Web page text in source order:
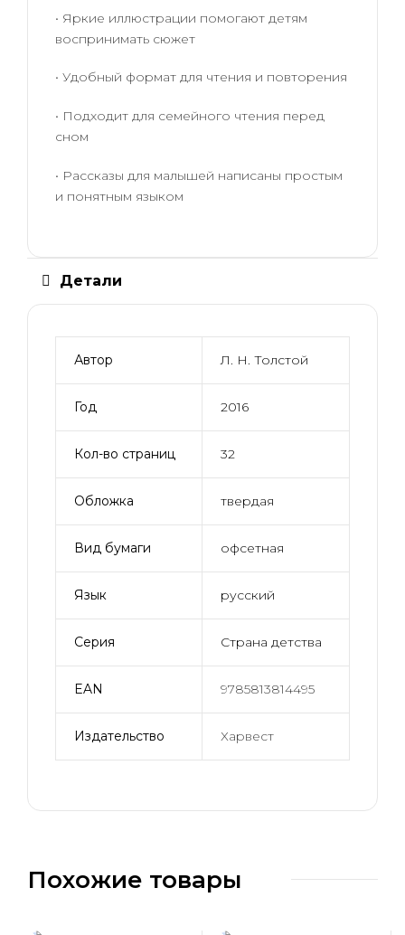
• Яркие иллюстрации помогают детям
воспринимать сюжет
• Удобный формат для чтения и повторения
• Подходит для семейного чтения перед
сном
• Рассказы для малышей написаны простым
и понятным языком
Детали
Автор Л. Н. Толстой
Год 2016
Кол-во страниц 32
Обложка твердая
Вид бумаги офсетная
Язык русский
Серия Страна детства
EAN 9785813814495
Издательство Харвест
Похожие товары